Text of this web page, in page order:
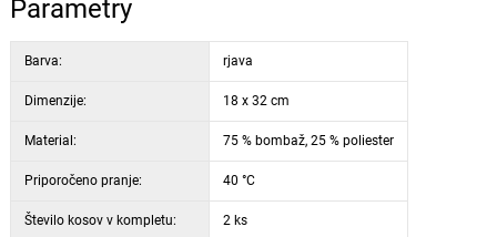
Parametry
Barva: rjava
Dimenzije: 18 x 32 cm
Material: 75 % bombaž, 25 % poliester
Priporočeno pranje: 40 °C
Število kosov v kompletu: 2 ks